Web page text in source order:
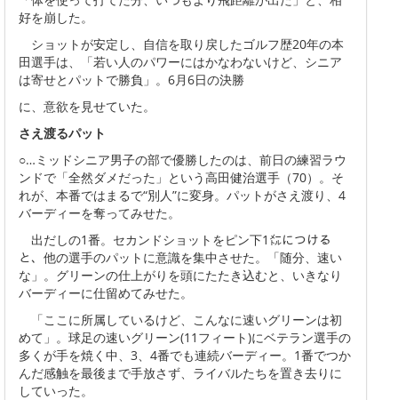
好を崩した。
ショットが安定し、自信を取り戻したゴルフ歴20年の本
田選手は、「若い人のパワーにはかなわないけど、シニア
は寄せとパットで勝負」。6月6日の決勝
に、意欲を見せていた。
さえ渡るパット
○…ミッドシニア男子の部で優勝したのは、前日の練習ラウ
ンドで「全然ダメだった」という高田健治選手（70）。そ
れが、本番ではまるで“別人”に変身。パットがさえ渡り、4
バーディーを奪ってみせた。
出だしの1番。セカンドショットをピン下1㍍につける
と、他の選手のパットに意識を集中させた。「随分、速い
な」。グリーンの仕上がりを頭にたたき込むと、いきなり
バーディーに仕留めてみせた。
「ここに所属しているけど、こんなに速いグリーンは初
めて」。球足の速いグリーン(11フィート)にベテラン選手の
多くが手を焼く中、3、4番でも連続バーディー。1番でつか
んだ感触を最後まで手放さず、ライバルたちを置き去りに
していった。